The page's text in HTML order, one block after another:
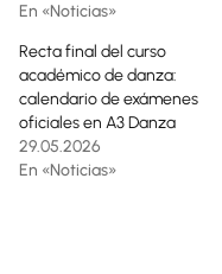
En «Noticias»
Recta final del curso
académico de danza:
calendario de exámenes
oficiales en A3 Danza
29.05.2026
En «Noticias»